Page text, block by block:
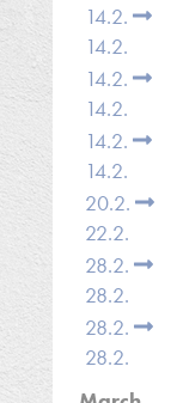
14.2.
14.2.
14.2.
14.2.
14.2.
14.2.
20.2.
22.2.
28.2.
28.2.
28.2.
28.2.